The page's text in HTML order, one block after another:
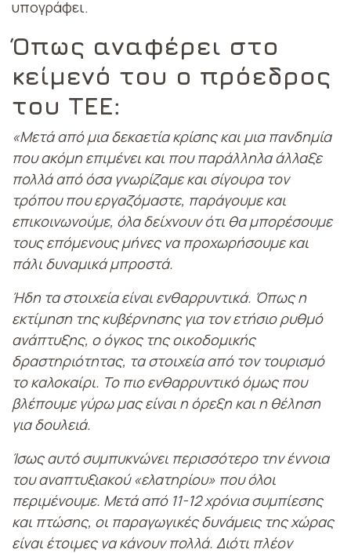
υπογράφει.
Όπως αναφέρει στο
κείμενό του ο πρόεδρος
του ΤΕΕ:
«Μετά από μια δεκαετία κρίσης και μια πανδημία
που ακόμη επιμένει και που παράλληλα άλλαξε
πολλά από όσα γνωρίζαμε και σίγουρα τον
τρόπου που εργαζόμαστε, παράγουμε και
επικοινωνούμε, όλα δείχνουν ότι θα μπορέσουμε
τους επόμενους μήνες να προχωρήσουμε και
πάλι δυναμικά μπροστά.
Ήδη τα στοιχεία είναι ενθαρρυντικά. Όπως η
εκτίμηση της κυβέρνησης για τον ετήσιο ρυθμό
ανάπτυξης, ο όγκος της οικοδομικής
δραστηριότητας, τα στοιχεία από τον τουρισμό
το καλοκαίρι. Το πιο ενθαρρυντικό όμως που
βλέπουμε γύρω μας είναι η όρεξη και η θέληση
για δουλειά.
Ίσως αυτό συμπυκνώνει περισσότερο την έννοια
του αναπτυξιακού «ελατηρίου» που όλοι
περιμένουμε. Μετά από 11-12 χρόνια συμπίεσης
και πτώσης, οι παραγωγικές δυνάμεις της χώρας
είναι έτοιμες να κάνουν πολλά. Διότι πλέον